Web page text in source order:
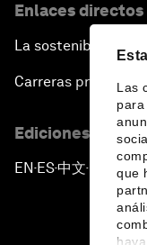
Las
que
Enlaces directos
La sostenibilidad en
Carreras
Ediciones en
EN ▪ES▪中文▪ 日本語